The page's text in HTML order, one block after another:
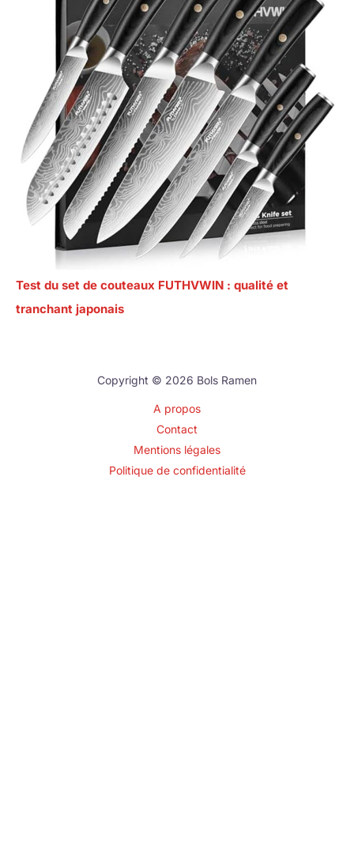
Test du set de couteaux FUTHVWIN : qualité et
tranchant japonais
Copyright © 2026 Bols Ramen
A propos
Contact
Mentions légales
Politique de confidentialité